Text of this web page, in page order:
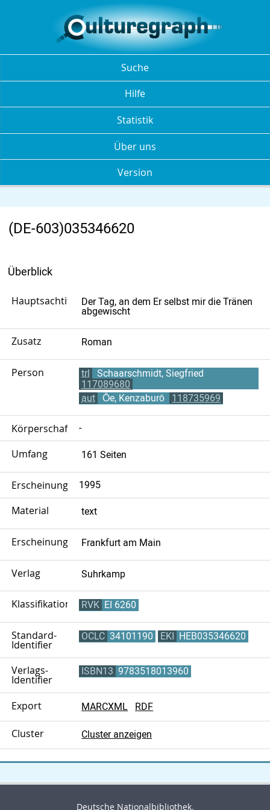
Suche
Hilfe
Statistik
Über uns
Version
(DE-603)035346620
Überblick
Hauptsachtitel
Der Tag, an dem Er selbst mir die Tränen
abgewischt
Zusatz Roman
Person trl
Schaarschmidt, Siegfried
117089680
aut
Ōe, Kenzaburō 118735969
Körperschaft -
Umfang 161 Seiten
Erscheinungsjahr1995
Material text
ErscheinungsortFrankfurt am Main
Verlag Suhrkamp
Klassifikation RVK EI 6260
Standard-
Identifier
OCLC 34101190 EKI HEB035346620
Verlags-
Identifier
ISBN13 9783518013960
Export MARCXML RDF
Cluster Cluster anzeigen
Deutsche Nationalbibliothek.